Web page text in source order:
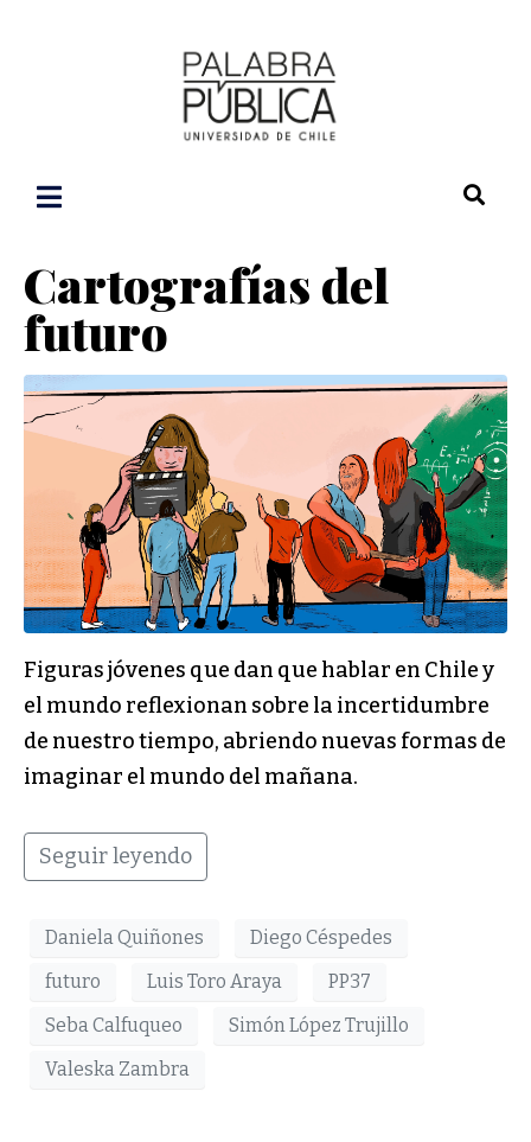
Cartografías del
futuro
Figuras jóvenes que dan que hablar en Chile y
el mundo reflexionan sobre la incertidumbre
de nuestro tiempo, abriendo nuevas formas de
imaginar el mundo del mañana.
Seguir leyendo
Daniela Quiñones
Diego Céspedes
futuro
Luis Toro Araya
PP37
Seba Calfuqueo
Simón López Trujillo
Valeska Zambra